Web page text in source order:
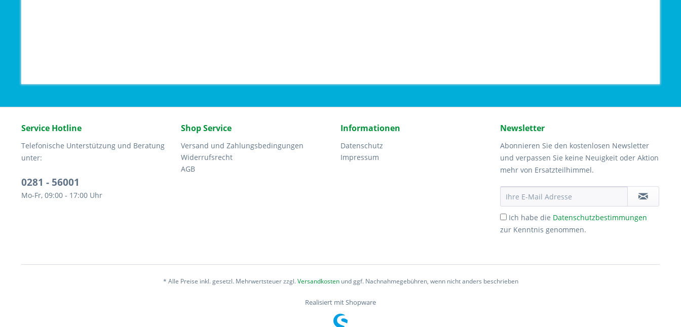
Service Hotline
Telefonische Unterstützung und Beratung
unter:
0281 - 56001
Mo-Fr, 09:00 - 17:00 Uhr
Shop Service
Versand und Zahlungsbedingungen
Widerrufsrecht
AGB
Informationen
Datenschutz
Impressum
Newsletter
Abonnieren Sie den kostenlosen Newsletter
und verpassen Sie keine Neuigkeit oder Aktion
mehr von Ersatzteilhimmel.
Ich habe die Datenschutzbestimmungen
zur Kenntnis genommen.
* Alle Preise inkl. gesetzl. Mehrwertsteuer zzgl.Versandkostenund ggf. Nachnahmegebühren, wenn nicht anders beschrieben
Realisiert mit Shopware